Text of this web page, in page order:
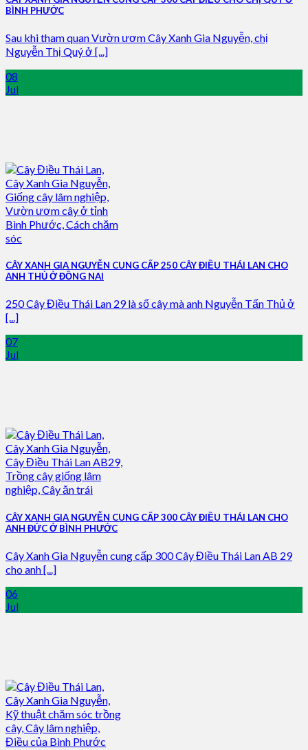
BÌNH PHƯỚC
Sau khi tham quan Vườn ươm Cây Xanh Gia Nguyễn, chị
Nguyễn Thị Quý ở [...]
08
Jul
CÂY XANH GIA NGUYỄN CUNG CẤP 250 CÂY ĐIỀU THÁI LAN CHO
ANH THỦ Ở ĐỒNG NAI
250 Cây Điều Thái Lan 29 là số cây mà anh Nguyễn Tấn Thủ ở
[...]
07
Jul
CÂY XANH GIA NGUYỄN CUNG CẤP 300 CÂY ĐIỀU THÁI LAN CHO
ANH ĐỨC Ở BÌNH PHƯỚC
Cây Xanh Gia Nguyễn cung cấp 300 Cây Điều Thái Lan AB 29
cho anh [...]
06
Jul